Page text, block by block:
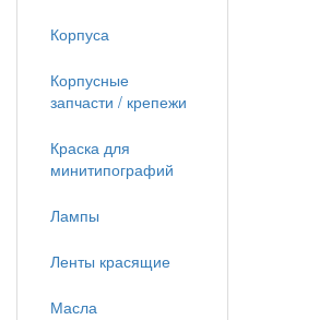
Корпуса
Корпусные
запчасти / крепежи
Краска для
минитипографий
Лампы
Ленты красящие
Масла